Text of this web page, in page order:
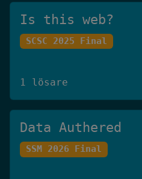
Is this web?
SCSC 2025 Final
1 lösare
Data Authered
SSM 2026 Final